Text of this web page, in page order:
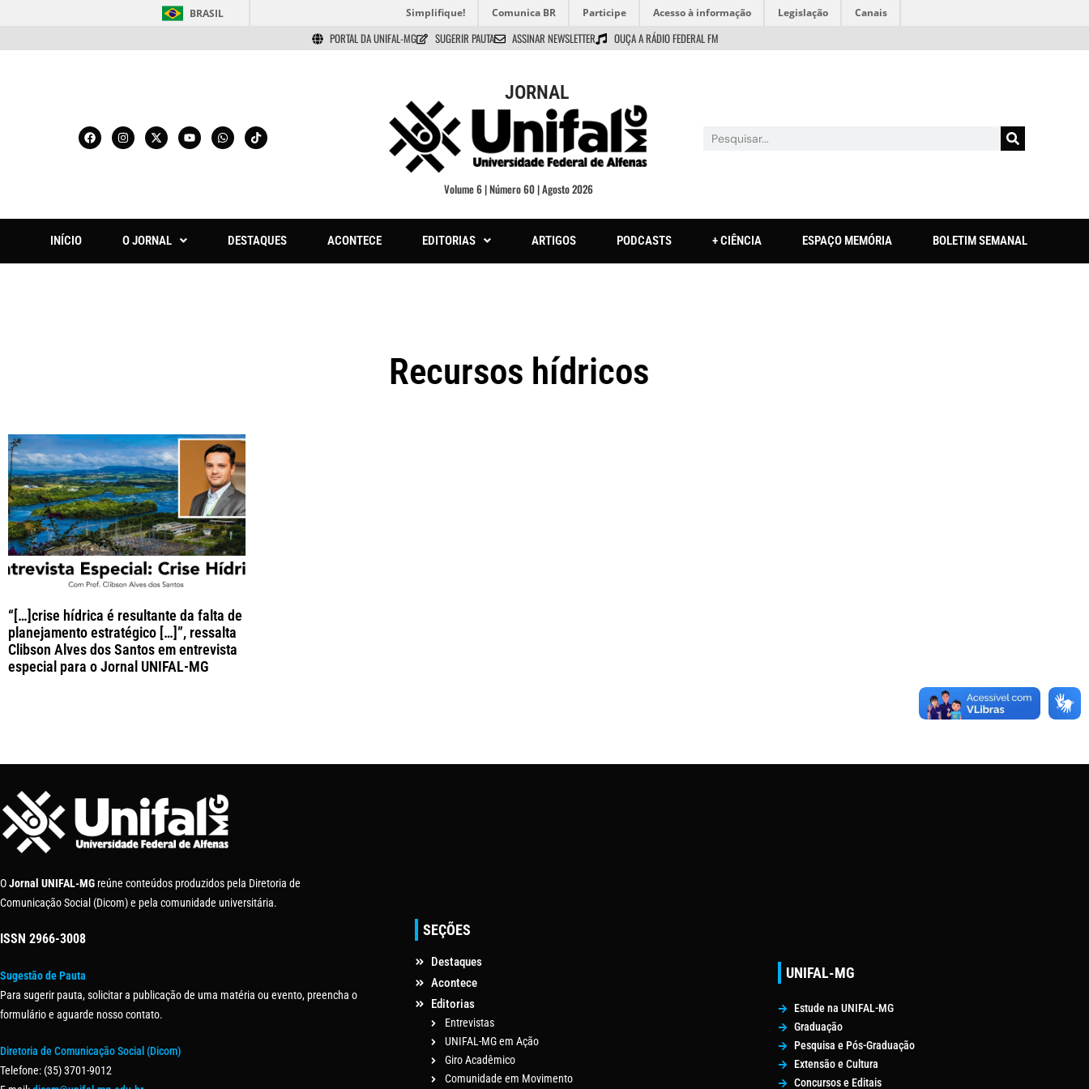
BRASIL Simplifique! Comunica BR Participe Acesso à informação Legislação Canais
PORTAL DA UNIFAL-MG SUGERIR PAUTA ASSINAR NEWSLETTER OUÇA A RÁDIO FEDERAL FM
JORNAL
Volume 6 | Número 60 | Agosto 2026
INÍCIO O JORNAL DESTAQUES ACONTECE EDITORIAS ARTIGOS PODCASTS + CIÊNCIA ESPAÇO MEMÓRIA BOLETIM SEMANAL
Recursos hídricos
“[…]crise hídrica é resultante da falta de
planejamento estratégico […]”, ressalta
Clibson Alves dos Santos em entrevista
especial para o Jornal UNIFAL-MG
OJornal UNIFAL-MG reúne conteúdos produzidos pela Diretoria de
Comunicação Social (Dicom) e pela comunidade universitária.
ISSN 2966-3008
Sugestão de Pauta
Para sugerir pauta, solicitar a publicação de uma matéria ou evento, preencha o
formulário e aguarde nosso contato.
Diretoria de Comunicação Social (Dicom)
Telefone: (35) 3701-9012
SEÇÕES
Destaques
Acontece
Editorias
Entrevistas
UNIFAL-MG em Ação
Giro Acadêmico
Comunidade em Movimento
UNIFAL-MG
Estude na UNIFAL-MG
Graduação
Pesquisa e Pós-Graduação
Extensão e Cultura
Concursos e Editais